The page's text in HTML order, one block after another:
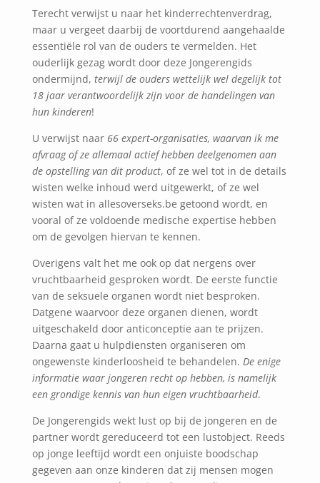
Terecht verwijst u naar het kinderrechtenverdrag,
maar u vergeet daarbij de voortdurend aangehaalde
essentiële rol van de ouders te vermelden. Het
ouderlijk gezag wordt door deze Jongerengids
ondermijnd, terwijl de ouders wettelijk wel degelijk tot
18 jaar verantwoordelijk zijn voor de handelingen van
hun kinderen!
U verwijst naar 66 expert-organisaties, waarvan ik me
afvraag of ze allemaal actief hebben deelgenomen aan
de opstelling van dit product, of ze wel tot in de details
wisten welke inhoud werd uitgewerkt, of ze wel
wisten wat in allesoverseks.be getoond wordt, en
vooral of ze voldoende medische expertise hebben
om de gevolgen hiervan te kennen.
Overigens valt het me ook op dat nergens over
vruchtbaarheid gesproken wordt. De eerste functie
van de seksuele organen wordt niet besproken.
Datgene waarvoor deze organen dienen, wordt
uitgeschakeld door anticonceptie aan te prijzen.
Daarna gaat u hulpdiensten organiseren om
ongewenste kinderloosheid te behandelen. De enige
informatie waar jongeren recht op hebben, is namelijk
een grondige kennis van hun eigen vruchtbaarheid.
De Jongerengids wekt lust op bij de jongeren en de
partner wordt gereduceerd tot een lustobject. Reeds
op jonge leeftijd wordt een onjuiste boodschap
gegeven aan onze kinderen dat zij mensen mogen